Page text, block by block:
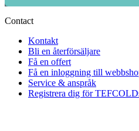
Contact
Kontakt
Bli en återförsäljare
Få en offert
Få en inloggning till
Service & anspråk
Registrera dig för